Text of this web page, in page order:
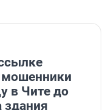
мошенники
в Чите до
здания